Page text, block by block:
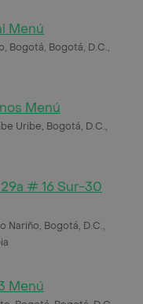
Menú
Bogotá, Bogotá, D.C.,
Menú
Uribe, Bogotá, D.C.,
29a # 16 Sur-30
Nariño, Bogotá, D.C.,
Menú